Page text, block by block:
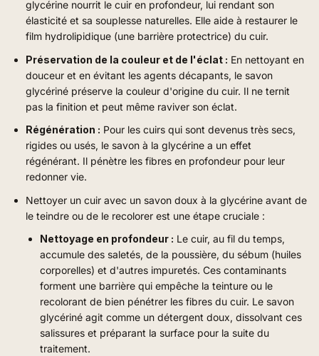
glycérine nourrit le cuir en profondeur, lui rendant son
élasticité et sa souplesse naturelles. Elle aide à restaurer le
film hydrolipidique (une barrière protectrice) du cuir.
Préservation de la couleur et de l'éclat : En nettoyant en
douceur et en évitant les agents décapants, le savon
glycériné préserve la couleur d'origine du cuir. Il ne ternit
pas la finition et peut même raviver son éclat.
Régénération : Pour les cuirs qui sont devenus très secs,
rigides ou usés, le savon à la glycérine a un effet
régénérant. Il pénètre les fibres en profondeur pour leur
redonner vie.
Nettoyer un cuir avec un savon doux à la glycérine avant de
le teindre ou de le recolorer est une étape cruciale :
Nettoyage en profondeur : Le cuir, au fil du temps,
accumule des saletés, de la poussière, du sébum (huiles
corporelles) et d'autres impuretés. Ces contaminants
forment une barrière qui empêche la teinture ou le
recolorant de bien pénétrer les fibres du cuir. Le savon
glycériné agit comme un détergent doux, dissolvant ces
salissures et préparant la surface pour la suite du
traitement.